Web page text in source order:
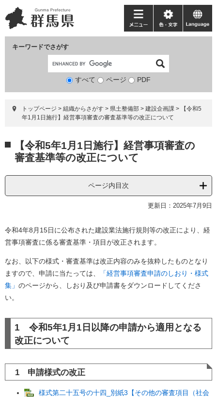
ー
ジ
ニ
ュ
て
キーワードでさがす
検
象
すべて ページ PDF
メ
ニ
ー
色・
文
language
トップページ > 組織からさがす > 県土整備部 > 建設企画課 >
【令和5
年1月1日施行】経営事項審査の審査基準等の改正について
文
【令和5年1月1日施行】経営事項審査の
審査基準等の改正について
ページ内目次
更新日：2025年7月9日
令和4年8月15日に公布された建設業法施行規則等の改正により、経
営事項審査に係る審査基準・項目が改正されます。
なお、以下の様式・審査基準は改正内容のみを抜粋したものとなり
ますので、申請に当たっては、
「経営事項審査申請のしおり・様式
集」 のページから、しおり及び申請書をダウンロードしてくださ
い。
1 令和5年1月1日以降の申請から適用となる
改正について
1 申請様式の改正
様式第二十五号の十四_別紙3【その他の審査項目（社会